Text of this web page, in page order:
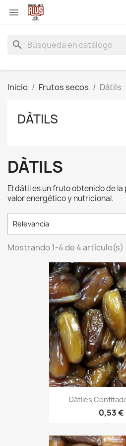

search
Inicio Frutos secos Dàtils
DÀTILS
DÀTILS
El dátil es un fruto obtenido de
valor energético y nutricional.
Relevancia
Mostrando 1-4 de 4 artículo(s)
Dátiles
0,53 €